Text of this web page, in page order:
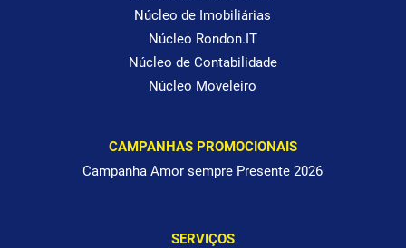
Núcleo de Imobiliárias
Núcleo Rondon.IT
Núcleo de Contabilidade
Núcleo Moveleiro
CAMPANHAS PROMOCIONAIS
Campanha Amor sempre Presente 2026
SERVIÇOS